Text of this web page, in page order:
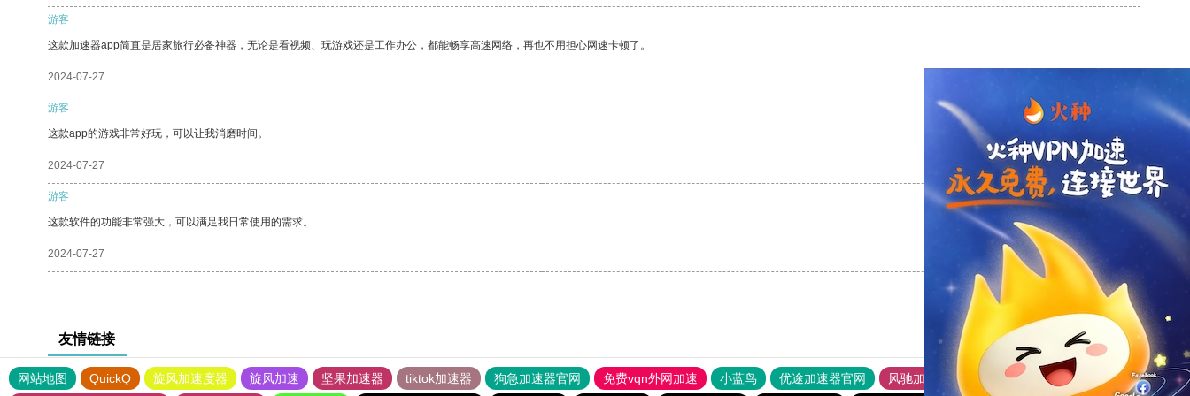
游客
这款加速器app简直是居家旅行必备神器，无论是看视频、玩游戏还是工作办公，都能畅享高速网络，再也不用担心网速卡顿了。
2024-07-27
游客
这款app的游戏非常好玩，可以让我消磨时间。
2024-07-27 支持 [0] 反对 [0]
游客
这款软件的功能非常强大，可以满足我日常使用的需求。
2024-07-27 支持
友情链接
网站地图 QuickQ 旋风加速度器 旋风加速 坚果加速器 tiktok加速器 狗急加速器官网 免费vqn外网加速 小蓝鸟 优途加速器官网 风驰加速器 旋风加速器